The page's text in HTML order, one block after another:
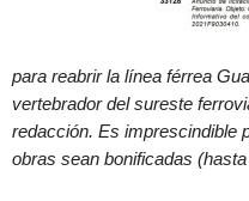
para reabrir la línea férrea
vertebrador del sureste
redacción. Es imprescindible
obras sean bonificadas